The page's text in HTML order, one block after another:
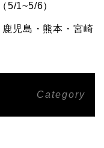
5/1~5/6）
児島・熊本・宮崎
Category